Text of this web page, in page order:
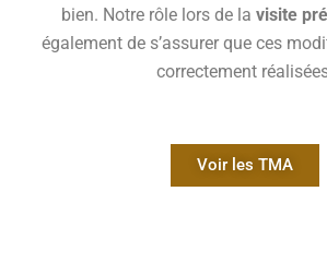
bien. Notre rôle lors de la visite
également de s’assurer que ces
correctement
Voir les TMA